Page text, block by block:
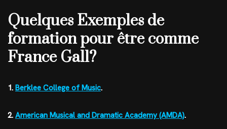
Quelques Exemples de
formation pour être comme
France Gall?
1. Berklee College of Music.
2. American Musical and Dramatic Academy (AMDA).